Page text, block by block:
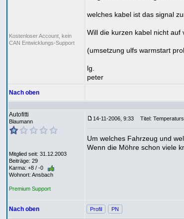
Kostenloser Account, kein
CAN Entwicklungs-Support
welches kabel ist das signal
Will die kurzen kabel nicht auf
(umsetzung ulfs warmstart
lg.
peter
Nach oben
Autofitti
Blaumann
Mitglied seit: 31.12.2003
Beiträge: 29
Karma: +8 / -0
Wohnort: Ansbach
Premium Support
14-11-2006, 9:33 Titel:
Um welches Fahrzeug und
Wenn die Möhre schon viele
Nach oben Profil PN